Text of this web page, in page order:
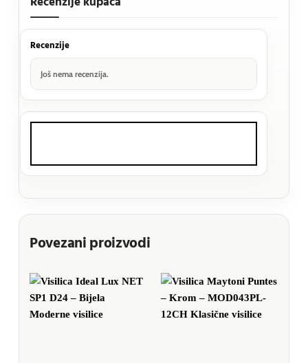
Recenzije
Još nema recenzija.
Povezani proizvodi